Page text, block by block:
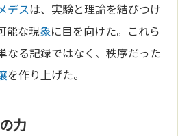
デスは、実験と理論を結びつけ
能な現象に目を向けた。これら
なる記録ではなく、秩序だった
を作り上げた。
力